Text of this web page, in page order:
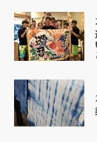
心より感謝申し
★★★★★
2026.04.20
漁師さんに大漁
した。
丁寧且つ親切に